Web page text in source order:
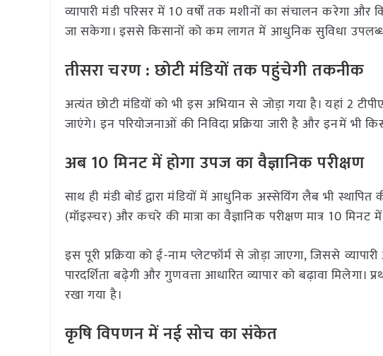
व्यापारी मंडी परिसर में 10 वर्षों तक मशीनों का संचालन करेगा और
जा सकेगा। इससे किसानों को कम लागत में आधुनिक सुविधा उपलब्ध
तीसरा चरण : छोटी मंडियों तक पहुंचेगी तकनीक
अत्यंत छोटी मंडियों को भी इस अभियान से जोड़ा गया है। यहां 2
जाएंगे। इन परियोजनाओं की निविदा प्रक्रिया जारी है और इनमें भी
अब 10 मिनट में होगा उपज का वैज्ञानिक परीक्षण
साथ ही मंडी बोर्ड द्वारा मंडियों में आधुनिक अस्सेयिंग लैब भी
(मॉइस्चर) और कचरे की मात्रा का वैज्ञानिक परीक्षण मात्र 10 मिनट
इस पूरी प्रक्रिया को ई-नाम प्लेटफॉर्म से जोड़ा जाएगा, जिससे
पारदर्शिता बढ़ेगी और गुणवत्ता आधारित व्यापार को बढ़ावा
रखा गया है।
कृषि विपणन में नई सोच का संकेत